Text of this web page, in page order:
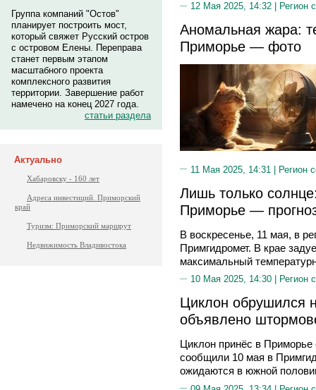
Группа компаний "Остов"
планирует построить мост,
который свяжет Русский остров
с островом Елены. Переправа
станет первым этапом
масштабного проекта
комплексного развития
территории. Завершение работ
намечено на конец 2027 года.
статьи раздела
Актуально
Хабаровску - 160 лет
Адреса инвестиций. Приморский
край
Туризм: Приморский маршрут
Недвижимость Владивостока
12 Мая 2025, 14:32 | Регион
Аномальная жара:
Приморье — фото
11 Мая 2025, 14:31 | Регион
Лишь только
Приморье —
В воскресенье, 11 мая, в
Примгидромет. В крае
максимальный
10 Мая 2025, 14:30 | Регион
Циклон обрушился
объявлено
Циклон принёс в
сообщили 10 мая в
ожидаются в южной